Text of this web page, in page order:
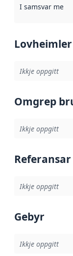
I samsvar med
Lovheimler
Ikkje oppgitt
Omgrep
Ikkje oppgitt
Referansar
Ikkje oppgitt
Gebyr
Ikkje oppgitt